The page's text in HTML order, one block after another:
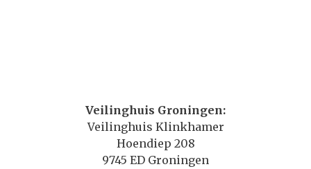
Veilinghuis Groningen:
Veilinghuis Klinkhamer
Hoendiep 208
9745 ED Groningen